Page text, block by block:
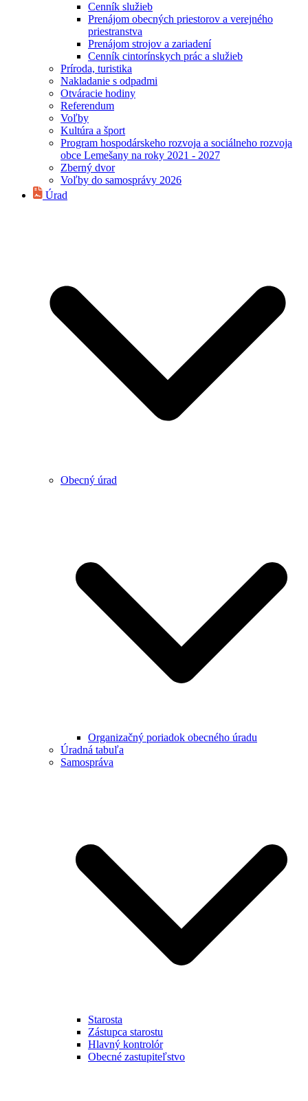
Cenník služieb
Prenájom obecných priestorov a verejného
priestranstva
Prenájom strojov a zariadení
Cenník cintorínskych prác a služieb
Príroda, turistika
Nakladanie s odpadmi
Otváracie hodiny
Referendum
Voľby
Kultúra a šport
Program hospodárskeho rozvoja a sociálneho rozvoja
obce Lemešany na roky 2021 - 2027
Zberný dvor
Voľby do samosprávy 2026
Úrad
Obecný úrad
Organizačný poriadok obecného úradu
Úradná tabuľa
Samospráva
Starosta
Zástupca starostu
Hlavný kontrolór
Obecné zastupiteľstvo